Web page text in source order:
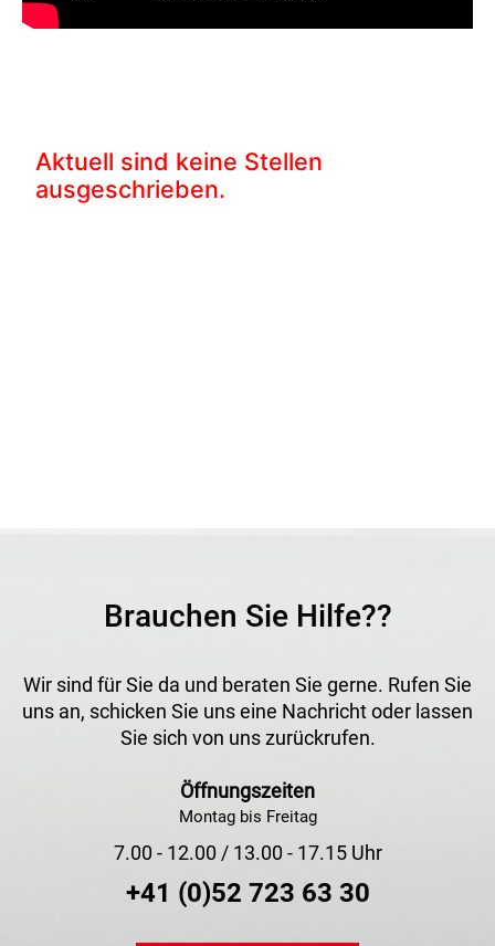
Brauchen Sie Hilfe??
Wir sind für Sie da und beraten Sie gerne. Rufen Sie
uns an, schicken Sie uns eine Nachricht oder lassen
Sie sich von uns zurückrufen.
Öffnungszeiten
Montag bis Freitag
7.00 - 12.00 / 13.00 - 17.15 Uhr
+41 (0)52 723 63 30